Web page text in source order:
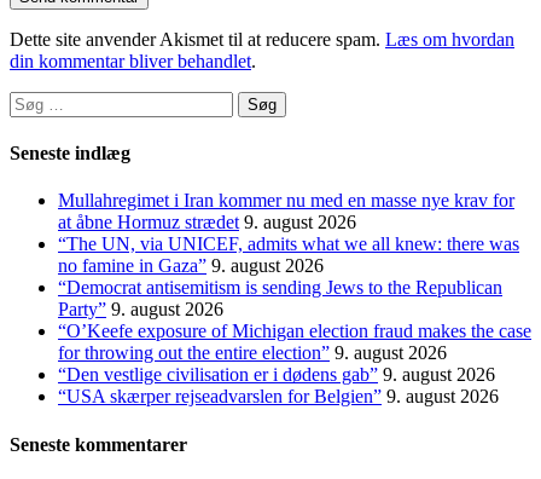
Dette site anvender Akismet til at reducere spam. Læs om hvordan
din kommentar bliver behandlet.
Søg
efter:
Seneste indlæg
Mullahregimet i Iran kommer nu med en masse nye krav for
at åbne Hormuz strædet 9. august 2026
“The UN, via UNICEF, admits what we all knew: there was
no famine in Gaza” 9. august 2026
“Democrat antisemitism is sending Jews to the Republican
Party” 9. august 2026
“O’Keefe exposure of Michigan election fraud makes the case
for throwing out the entire election” 9. august 2026
“Den vestlige civilisation er i dødens gab” 9. august 2026
“USA skærper rejseadvarslen for Belgien” 9. august 2026
Seneste kommentarer